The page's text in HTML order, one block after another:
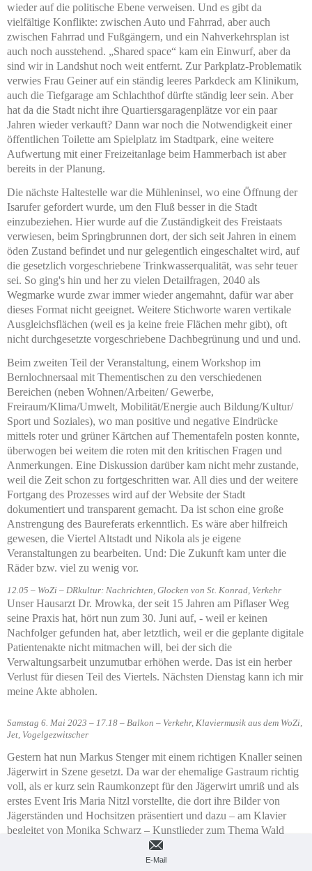
wieder auf die politische Ebene verweisen. Und es gibt da
vielfältige Konflikte: zwischen Auto und Fahrrad, aber auch
zwischen Fahrrad und Fußgängern, und ein Nahverkehrsplan ist
auch noch ausstehend. „Shared space“ kam ein Einwurf, aber da
sind wir in Landshut noch weit entfernt. Zur Parkplatz-Problematik
verwies Frau Geiner auf ein ständig leeres Parkdeck am Klinikum,
auch die Tiefgarage am Schlachthof dürfte ständig leer sein. Aber
hat da die Stadt nicht ihre Quartiersgaragenplätze vor ein paar
Jahren wieder verkauft? Dann war noch die Notwendigkeit einer
öffentlichen Toilette am Spielplatz im Stadtpark, eine weitere
Aufwertung mit einer Freizeitanlage beim Hammerbach ist aber
bereits in der Planung.
Die nächste Haltestelle war die Mühleninsel, wo eine Öffnung der
Isarufer gefordert wurde, um den Fluß besser in die Stadt
einzubeziehen. Hier wurde auf die Zuständigkeit des Freistaats
verwiesen, beim Springbrunnen dort, der sich seit Jahren in einem
öden Zustand befindet und nur gelegentlich eingeschaltet wird, auf
die gesetzlich vorgeschriebene Trinkwasserqualität, was sehr teuer
sei. So ging's hin und her zu vielen Detailfragen, 2040 als
Wegmarke wurde zwar immer wieder angemahnt, dafür war aber
dieses Format nicht geeignet. Weitere Stichworte waren vertikale
Ausgleichsflächen (weil es ja keine freie Flächen mehr gibt), oft
nicht durchgesetzte vorgeschriebene Dachbegrünung und und und.
Beim zweiten Teil der Veranstaltung, einem Workshop im
Bernlochnersaal mit Thementischen zu den verschiedenen
Bereichen (neben Wohnen/Arbeiten/ Gewerbe,
Freiraum/Klima/Umwelt, Mobilität/Energie auch Bildung/Kultur/
Sport und Soziales), wo man positive und negative Eindrücke
mittels roter und grüner Kärtchen auf Thementafeln posten konnte,
überwogen bei weitem die roten mit den kritischen Fragen und
Anmerkungen. Eine Diskussion darüber kam nicht mehr zustande,
weil die Zeit schon zu fortgeschritten war. All dies und der weitere
Fortgang des Prozesses wird auf der Website der Stadt
dokumentiert und transparent gemacht. Da ist schon eine große
Anstrengung des Baureferats erkenntlich. Es wäre aber hilfreich
gewesen, die Viertel Altstadt und Nikola als je eigene
Veranstaltungen zu bearbeiten. Und: Die Zukunft kam unter die
Räder bzw. viel zu wenig vor.
12.05 – WoZi – DRkultur: Nachrichten, Glocken von St. Konrad, Verkehr
Unser Hausarzt Dr. Mrowka, der seit 15 Jahren am Piflaser Weg
seine Praxis hat, hört nun zum 30. Juni auf, - weil er keinen
Nachfolger gefunden hat, aber letztlich, weil er die geplante digitale
Patientenakte nicht mitmachen will, bei der sich die
Verwaltungsarbeit unzumutbar erhöhen werde. Das ist ein herber
Verlust für diesen Teil des Viertels. Nächsten Dienstag kann ich mir
meine Akte abholen.
Samstag 6. Mai 2023 – 17.18 – Balkon – Verkehr, Klaviermusik aus dem WoZi,
Jet, Vogelgezwitscher
Gestern hat nun Markus Stenger mit einem richtigen Knaller seinen
Jägerwirt in Szene gesetzt. Da war der ehemalige Gastraum richtig
voll, als er kurz sein Raumkonzept für den Jägerwirt umriß und als
erstes Event Iris Maria Nitzl vorstellte, die dort ihre Bilder von
Jägerständen und Hochsitzen präsentiert und dazu – am Klavier
begleitet von Monika Schwarz – Kunstlieder zum Thema Wald
zum Besten gab. Das war gesanglich hohes Niveau. Mal was ganz
anderes in diesem alten Bau aus dem 19. Jh., den Markus Stenger
E-Mail